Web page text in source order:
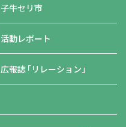
子牛セリ市
活動レポート
広報誌「リレーション」